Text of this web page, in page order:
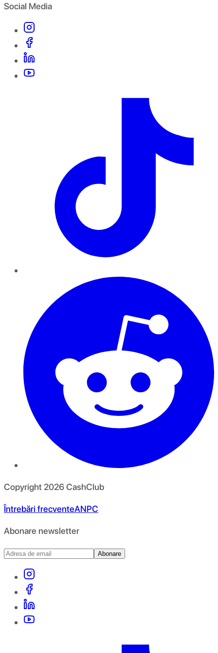
Social Media
Copyright 2026CashClub
Întrebări frecventeANPC
Abonare newsletter
Abonare